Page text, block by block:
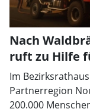
Nach
ruft zu Hilfe
Im
Partnerregion
200.000